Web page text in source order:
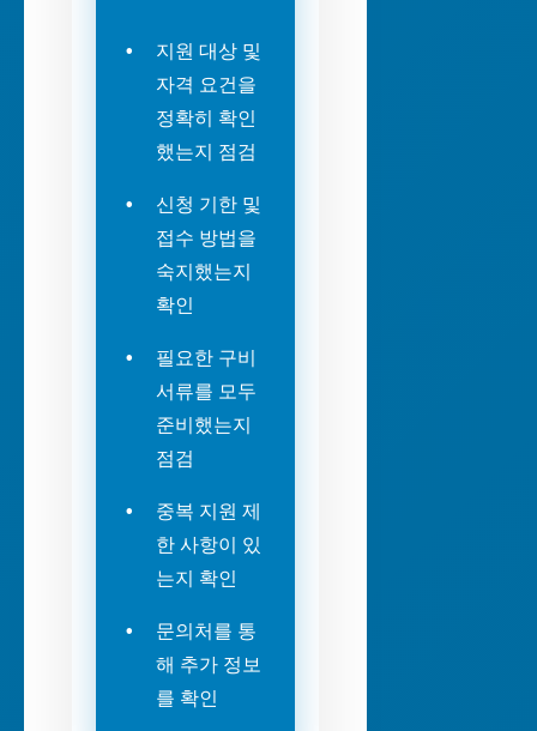
지원 대상 및
자격 요건을
정확히 확인
했는지 점검
신청 기한 및
접수 방법을
숙지했는지
확인
필요한 구비
서류를 모두
준비했는지
점검
중복 지원 제
한 사항이 있
는지 확인
문의처를 통
해 추가 정보
를 확인